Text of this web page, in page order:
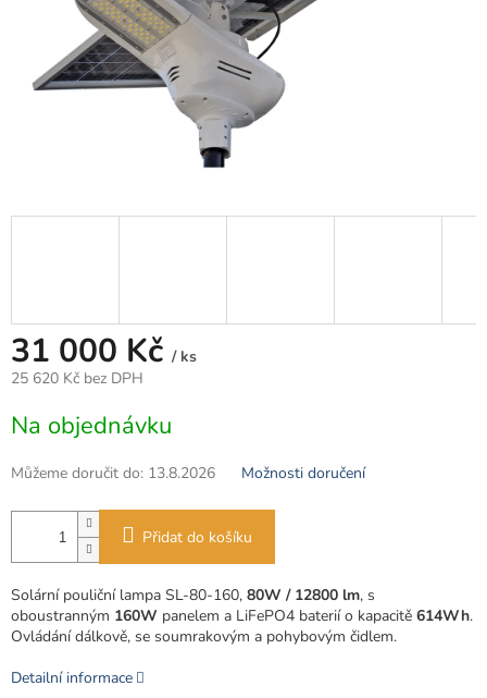
31 000 Kč / ks
25 620 Kč bez DPH
cena:
Na objednávku
Můžeme doručit do: 13.8.2026 Možnosti doručení
Přidat do košíku
Solární pouliční lampa SL-80-160, 80W / 12800 lm, s
oboustranným 160W panelem a LiFePO4 baterií o kapacitě 614Wh.
Ovládání dálkově, se soumrakovým a pohybovým čidlem.
Detailní informace